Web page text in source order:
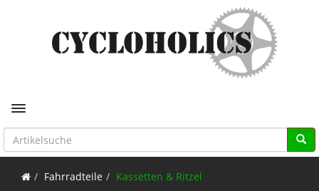
Toggle navigation
Fahrradteile Kassetten & Ritzel